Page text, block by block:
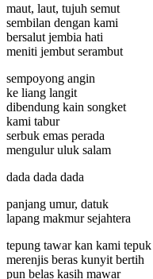
maut, laut, tujuh semut
sembilan dengan kami
bersalut jembia hati
meniti jembut serambut
sempoyong angin
ke liang langit
dibendung kain songket
kami tabur
serbuk emas perada
mengulur uluk salam
dada dada dada
panjang umur, datuk
lapang makmur sejahtera
tepung tawar kan kami tepuk
merenjis beras kunyit bertih
pun belas kasih mawar